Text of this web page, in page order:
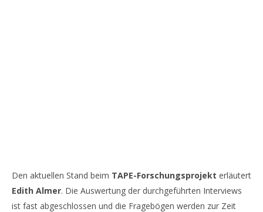
Den aktuellen Stand beim TAPE-Forschungsprojekt erläutert
Edith Almer. Die Auswertung der durchgeführten Interviews
ist fast abgeschlossen und die Fragebögen werden zur Zeit